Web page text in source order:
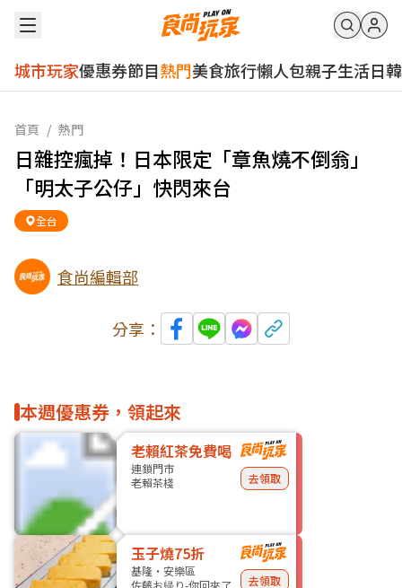
城市玩家優惠券節目熱門美食旅行懶人包親子生活日韓
首頁 / 熱門
日雜控瘋掉！日本限定「章魚燒不倒翁」
「明太子公仔」快閃來台
全台
食尚編輯部
分享：
本週優惠券，領起來
老賴紅茶免費喝
連鎖門市
老賴茶棧
去領取
玉子燒75折
基隆・安樂區
佐藤お帰り-你回來了
去領取